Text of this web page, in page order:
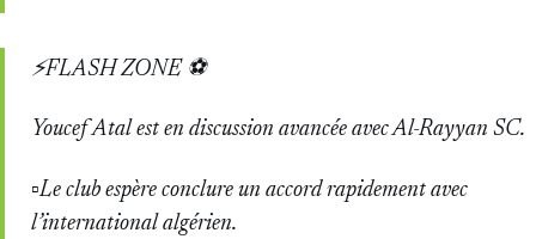
⚡️FLASH ZONE ⚽️
Youcef Atal est en discussion avancée avec Al-Rayyan SC.
▫️Le club espère conclure un accord rapidement avec
l’international algérien.